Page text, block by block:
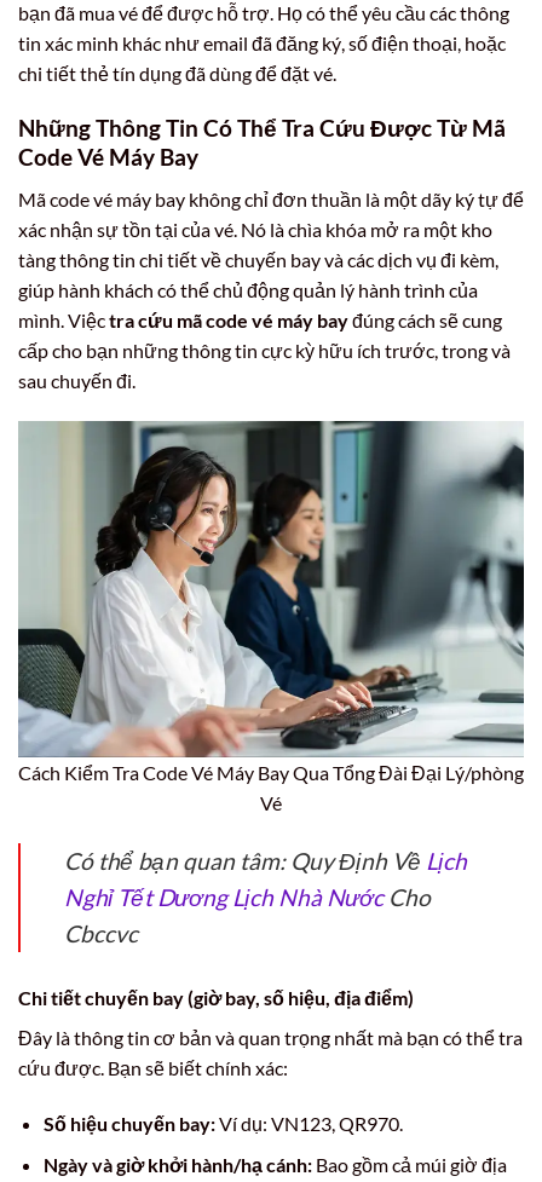
bạn đã mua vé để được hỗ trợ. Họ có thể yêu cầu các thông
tin xác minh khác như email đã đăng ký, số điện thoại, hoặc
chi tiết thẻ tín dụng đã dùng để đặt vé.
Những Thông Tin Có Thể Tra Cứu Được Từ Mã
Code Vé Máy Bay
Mã code vé máy bay không chỉ đơn thuần là một dãy ký tự để
xác nhận sự tồn tại của vé. Nó là chìa khóa mở ra một kho
tàng thông tin chi tiết về chuyến bay và các dịch vụ đi kèm,
giúp hành khách có thể chủ động quản lý hành trình của
mình. Việctra cứu mã code vé máy bayđúng cách sẽ cung
cấp cho bạn những thông tin cực kỳ hữu ích trước, trong và
sau chuyến đi.
Cách Kiểm Tra Code Vé Máy Bay Qua Tổng Đài Đại Lý/phòng
Vé
Có thể bạn quan tâm: Quy Định Về Lịch
Nghỉ Tết Dương Lịch Nhà NướcCho
Cbccvc
Chi tiết chuyến bay (giờ bay, số hiệu, địa điểm)
Đây là thông tin cơ bản và quan trọng nhất mà bạn có thể tra
cứu được. Bạn sẽ biết chính xác:
Số hiệu chuyến bay:Ví dụ: VN123, QR970.
Ngày và giờ khởi hành/hạ cánh:Bao gồm cả múi giờ địa